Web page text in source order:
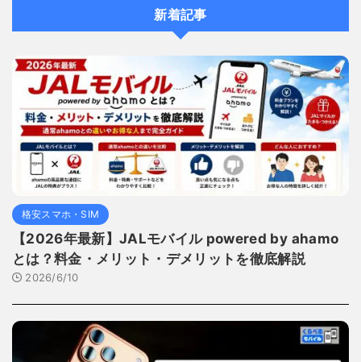
新着記事
格安スマホ・SIM
【2026年最新】JALモバイル powered by ahamo
とは？料金・メリット・デメリットを徹底解説
2026/6/10